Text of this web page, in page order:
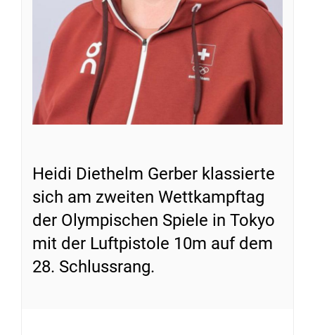
Heidi Diethelm Gerber klassierte
sich am zweiten Wettkampftag
der Olympischen Spiele in Tokyo
mit der Luftpistole 10m auf dem
28. Schlussrang.